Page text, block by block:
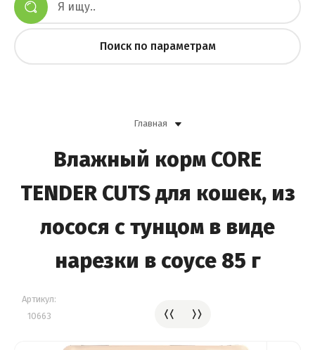
Поиск по параметрам
Главная
Влажный корм CORE
TENDER CUTS для кошек, из
лосося с тунцом в виде
нарезки в соусе 85 г
Артикул:
10663